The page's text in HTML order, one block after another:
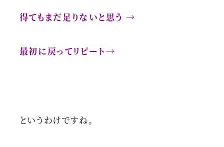
得てもまだ足りないと思う →
最初に戻ってリピート→
というわけですね。